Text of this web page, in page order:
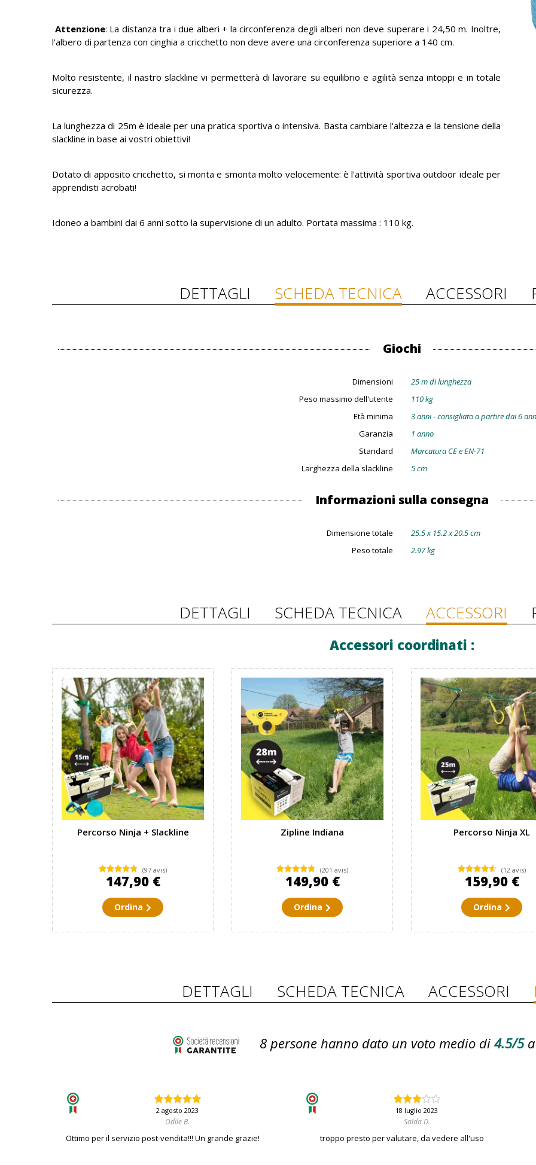
Attenzione: La distanza tra i due alberi + la circonferenza degli alberi non deve superare i 24,50 m. Inoltre,
l'albero di partenza con cinghia a cricchetto non deve avere una circonferenza superiore a 140 cm.
Molto resistente, il nastro slackline vi permetterà di lavorare su equilibrio e agilità senza intoppi e in totale
sicurezza.
La lunghezza di 25m è ideale per una pratica sportiva o intensiva. Basta cambiare l'altezza e la tensione della
slackline in base ai vostri obiettivi!
Dotato di apposito cricchetto, si monta e smonta molto velocemente: è l'attività sportiva outdoor ideale per
apprendisti acrobati!
Idoneo a bambini dai 6 anni sotto la supervisione di un adulto. Portata massima : 110 kg.
DETTAGLI SCHEDA TECNICA ACCESSORI
Giochi
Dimensioni
25 m di lunghezza
Peso massimo dell'utente
110 kg
Età minima
3 anni - consigliato a partire dai 6
Garanzia
1 anno
Standard
Marcatura CE e EN-71
Larghezza della slackline
5 cm
Informazioni sulla consegna
Dimensione totale
25.5 x 15.2 x 20.5 cm
Peso totale
2.97 kg
DETTAGLI SCHEDA TECNICA ACCESSORI
Accessori coordinati :
Percorso Ninja + Slackline
(97 avis)
147,90 €
Ordina
Zipline Indiana
(201 avis)
149,90 €
Ordina
Percorso Ninja XL
(12 avis)
159,90 €
Ordina
DETTAGLI SCHEDA TECNICA ACCESSORI
8persone hanno dato un voto medio di4.5/5
2 agosto 2023
Odile B.
Ottimo per il servizio post-vendita!!! Un grande grazie!
18 luglio 2023
Saïda D.
troppo presto per valutare, da vedere all'uso